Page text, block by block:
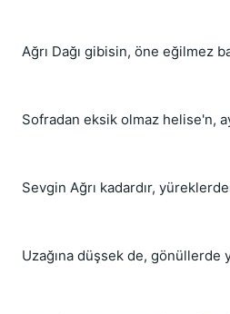
Ağrı Dağı gibisin, öne eğilmez
Sofradan eksik olmaz helise'n,
Sevgin Ağrı kadardır,
Uzağına düşsek de, gönüllerde